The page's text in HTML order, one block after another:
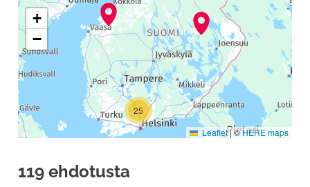
Seuraavassa elementissä on kartta, joka esittää
25
+
−
Leaflet|©HERE maps
119 ehdotusta